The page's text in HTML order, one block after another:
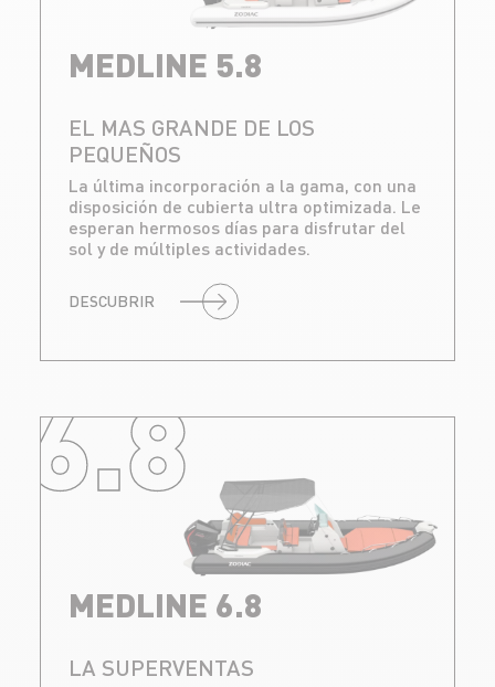
MEDLINE 5.8
EL MAS GRANDE DE LOS
PEQUEÑOS
La última incorporación a la gama, con una
disposición de cubierta ultra optimizada. Le
esperan hermosos días para disfrutar del
sol y de múltiples actividades.
DESCUBRIR
6.8
MEDLINE 6.8
LA SUPERVENTAS